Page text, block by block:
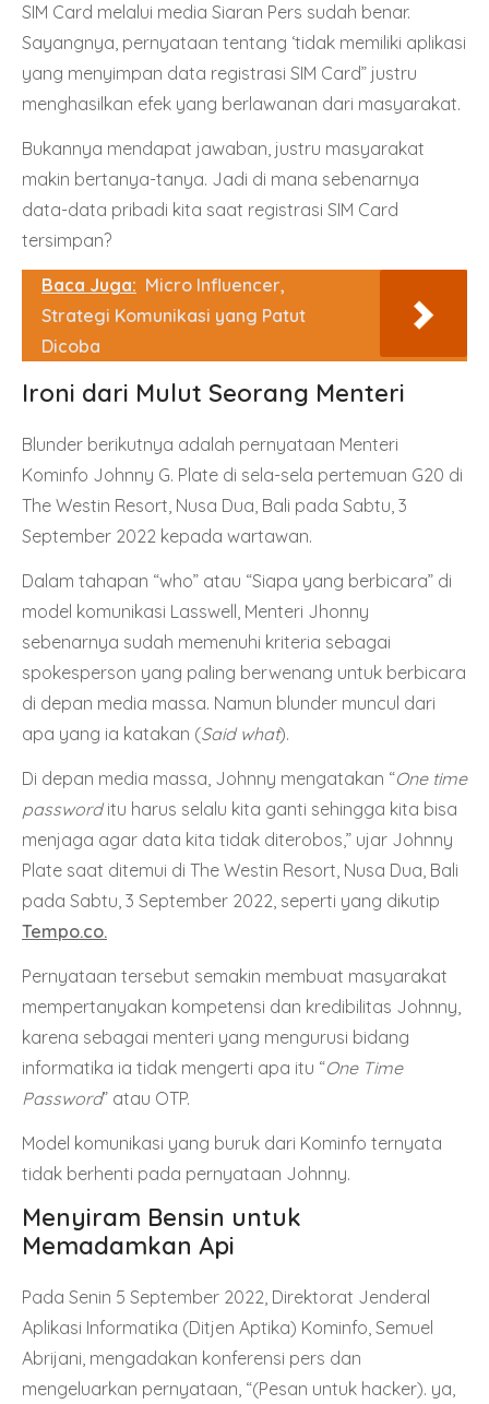
SIM Card melalui media Siaran Pers sudah benar.
Sayangnya, pernyataan tentang ‘tidak memiliki aplikasi
yang menyimpan data registrasi SIM Card” justru
menghasilkan efek yang berlawanan dari masyarakat.
Bukannya mendapat jawaban, justru masyarakat
makin bertanya-tanya. Jadi di mana sebenarnya
data-data pribadi kita saat registrasi SIM Card
tersimpan?
Baca Juga: Micro Influencer,
Strategi Komunikasi yang Patut
Dicoba
Ironi dari Mulut Seorang Menteri
Blunder berikutnya adalah pernyataan Menteri
Kominfo Johnny G. Plate di sela-sela pertemuan G20 di
The Westin Resort, Nusa Dua, Bali pada Sabtu, 3
September 2022 kepada wartawan.
Dalam tahapan “who” atau “Siapa yang berbicara” di
model komunikasi Lasswell, Menteri Jhonny
sebenarnya sudah memenuhi kriteria sebagai
spokesperson yang paling berwenang untuk berbicara
di depan media massa. Namun blunder muncul dari
apa yang ia katakan (Said what).
Di depan media massa, Johnny mengatakan “One time
passworditu harus selalu kita ganti sehingga kita bisa
menjaga agar data kita tidak diterobos,” ujar Johnny
Plate saat ditemui di The Westin Resort, Nusa Dua, Bali
pada Sabtu, 3 September 2022, seperti yang dikutip
Tempo.co.
Pernyataan tersebut semakin membuat masyarakat
mempertanyakan kompetensi dan kredibilitas Johnny,
karena sebagai menteri yang mengurusi bidang
informatika ia tidak mengerti apa itu “One Time
Password” atau OTP.
Model komunikasi yang buruk dari Kominfo ternyata
tidak berhenti pada pernyataan Johnny.
Menyiram Bensin untuk
Memadamkan Api
Pada Senin 5 September 2022, Direktorat Jenderal
Aplikasi Informatika (Ditjen Aptika) Kominfo, Semuel
Abrijani, mengadakan konferensi pers dan
mengeluarkan pernyataan, “(Pesan untuk hacker). ya,